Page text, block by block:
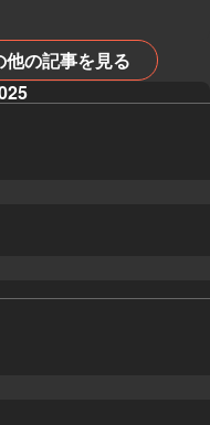
の記事を見る